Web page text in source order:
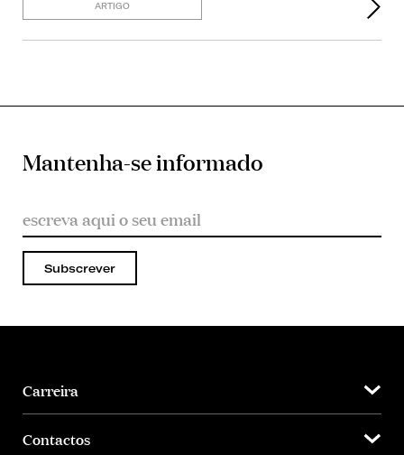
ARTIGO
Mantenha-se informado
Subscrever
Carreira
Contactos